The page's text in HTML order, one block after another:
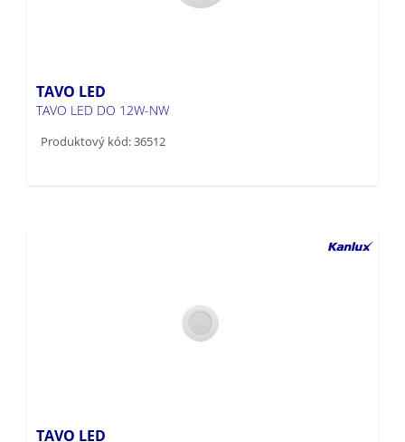
TAVO LED
TAVO LED DO 12W-NW
Produktový kód: 36512
TAVO LED